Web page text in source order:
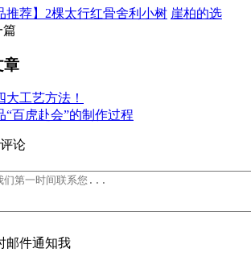
推荐】2棵太行红骨舍利小树 崖柏的选
篇
章
工艺方法！
“百虎赴会”的制作过程
论
邮件通知我